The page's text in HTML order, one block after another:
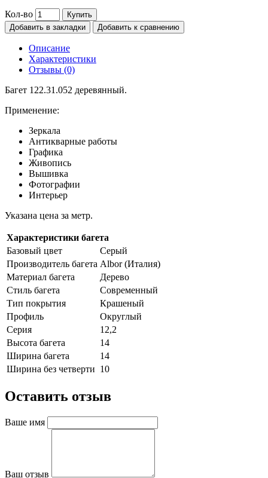
Кол-во
Купить
Добавить в закладки
Добавить к сравнению
Описание
Характеристики
Отзывы (0)
Багет 122.31.052 деревянный.
Применение:
Зеркала
Антикварные работы
Графика
Живопись
Вышивка
Фотографии
Интерьер
Указана цена за метр.
Характеристики багета
Базовый цвет
Серый
Производитель багета Albor (Италия)
Материал багета
Дерево
Стиль багета
Cовременный
Тип покрытия
Крашеный
Профиль
Округлый
Серия
12,2
Высота багета
14
Ширина багета
14
Ширина без четверти 10
Оставить отзыв
Ваше имя
Ваш отзыв